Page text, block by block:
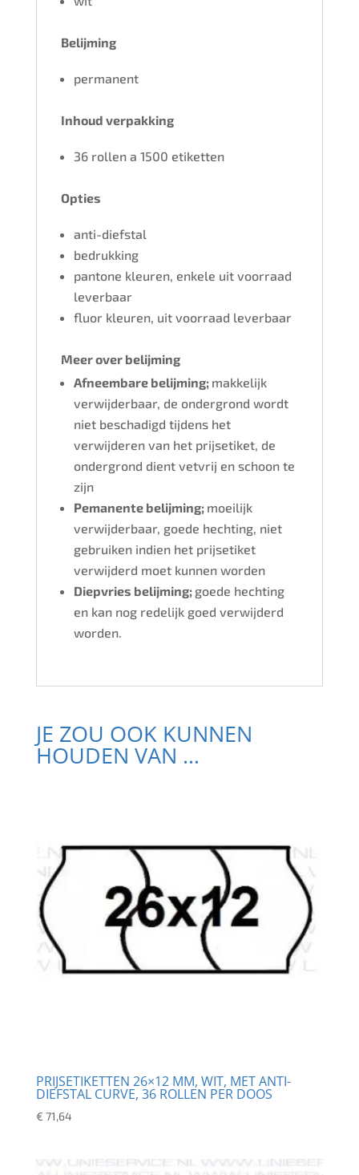
Belijming
permanent
Inhoud verpakking
36 rollen a 1500 etiketten
Opties
anti-diefstal
bedrukking
pantone kleuren, enkele uit voorraad
leverbaar
fluor kleuren, uit voorraad leverbaar
Meer over belijming
Afneembare belijming; makkelijk
verwijderbaar, de ondergrond wordt
niet beschadigd tijdens het
verwijderen van het prijsetiket, de
ondergrond dient vetvrij en schoon te
zijn
Pemanente belijming; moeilijk
verwijderbaar, goede hechting, niet
gebruiken indien het prijsetiket
verwijderd moet kunnen worden
Diepvries belijming; goede hechting
en kan nog redelijk goed verwijderd
worden.
JE ZOU OOK KUNNEN
HOUDEN VAN …
PRIJSETIKETTEN 26×12 MM, WIT, MET ANTI-
DIEFSTAL CURVE, 36 ROLLEN PER DOOS
€ 71,64